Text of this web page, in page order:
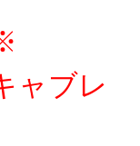
ャブレ